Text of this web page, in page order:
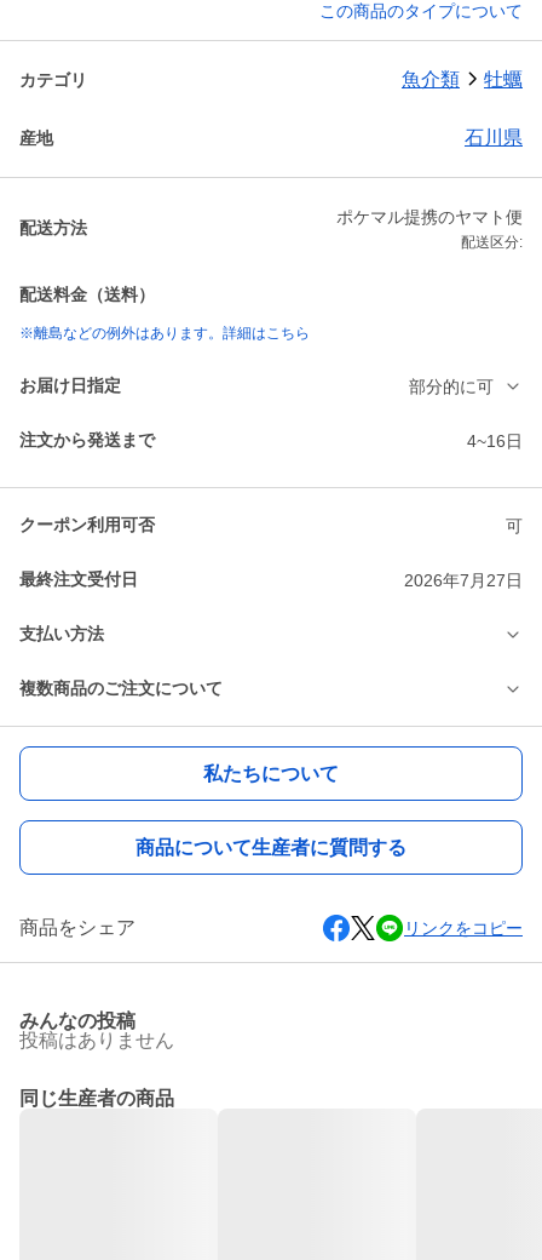
この商品のタイプについて
カテゴリ 魚介類 牡蠣
産地 石川県
配送方法
ポケマル提携のヤマト便
配送区分:
配送料金（送料）
※離島などの例外はあります。詳細はこちら
お届け日指定 部分的に可
注文から発送まで 4~16日
クーポン利用可否 可
最終注文受付日 2026年7月27日
支払い方法
複数商品のご注文について
私たちについて
商品について生産者に質問する
商品をシェア リンクをコピー
みんなの投稿
投稿はありません
同じ生産者の商品